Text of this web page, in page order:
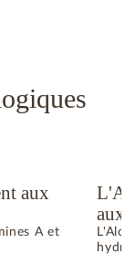
aux
A et
aux